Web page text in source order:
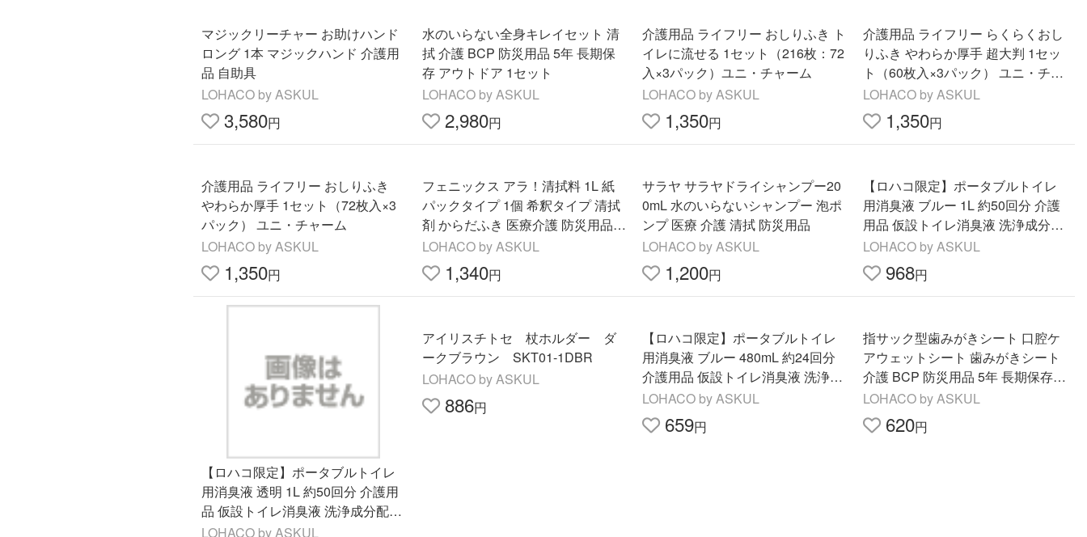
マジックリーチャー お助けハンド
ロング 1本 マジックハンド 介護用
品 自助具
LOHACO by ASKUL
3,580円
水のいらない全身キレイセット 清
拭 介護 BCP 防災用品 5年 長期保
存 アウトドア 1セット
LOHACO by ASKUL
2,980円
介護用品 ライフリー おしりふき ト
イレに流せる 1セット（216枚：72
入×3パック）ユニ・チャーム
LOHACO by ASKUL
1,350円
介護用品 ライフリー らくらくおし
りふき やわらか厚手 超大判 1セッ
ト（60枚入×3パック） ユニ・チャ
ーム
LOHACO by ASKUL
1,350円
介護用品 ライフリー おしりふき
やわらか厚手 1セット（72枚入×3
パック） ユニ・チャーム
LOHACO by ASKUL
1,350円
フェニックス アラ！清拭料 1L 紙
パックタイプ 1個 希釈タイプ 清拭
剤 からだふき 医療介護 防災用品に
も オリジナル
LOHACO by ASKUL
1,340円
サラヤ サラヤドライシャンプー20
0mL 水のいらないシャンプー 泡ポ
ンプ 医療 介護 清拭 防災用品
LOHACO by ASKUL
1,200円
【ロハコ限定】ポータブルトイレ
用消臭液 ブルー 1L 約50回分 介護
用品 仮設トイレ消臭液 洗浄成分配
合 1本 オリジナル
LOHACO by ASKUL
968円
【ロハコ限定】ポータブルトイレ
用消臭液 透明 1L 約50回分 介護用
品 仮設トイレ消臭液 洗浄成分配合
1本 オリジナル
LOHACO by ASKUL
アイリスチトセ 杖ホルダー ダ
ークブラウン SKT01-1DBR
LOHACO by ASKUL
886円
【ロハコ限定】ポータブルトイレ
用消臭液 ブルー 480mL 約24回分
介護用品 仮設トイレ消臭液 洗浄成
分配合 1本 オリジナル
LOHACO by ASKUL
659円
指サック型歯みがきシート 口腔ケ
アウェットシート 歯みがきシート
介護 BCP 防災用品 5年 長期保存
アウトドア 1袋（10枚入）
LOHACO by ASKUL
620円